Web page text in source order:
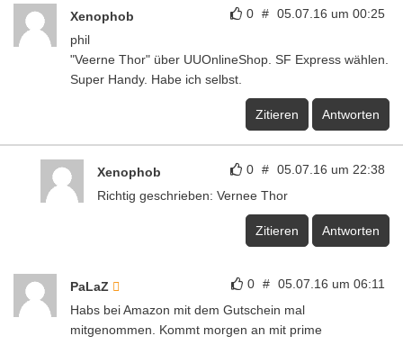
0 # 05.07.16 um 00:25
Xenophob
phil
"Veerne Thor" über UUOnlineShop. SF Express wählen.
Super Handy. Habe ich selbst.
Zitieren Antworten
0 # 05.07.16 um 22:38
Xenophob
Richtig geschrieben: Vernee Thor
Zitieren Antworten
0 # 05.07.16 um 06:11
PaLaZ
Habs bei Amazon mit dem Gutschein mal
mitgenommen. Kommt morgen an mit prime